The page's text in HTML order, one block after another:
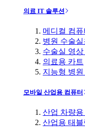
의료 IT 솔루션
메디컬 컴퓨
병원 수술실
수술실 영상
의료용 카트
지능형 병원
모바일 산업용 컴퓨터
산업 차량
산업용 태블